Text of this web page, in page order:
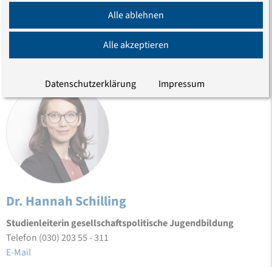
Studienleiterin Medizin- und Pflegeethik
Telefon (030) 203 55 - 502
Dr. Hannah Schilling
Studienleiterin gesellschaftspolitische Jugendbildung
Telefon (030) 203 55 - 311
E-Mail
Alle ablehnen
Alle akzeptieren
Datenschutzerklärung Impressum